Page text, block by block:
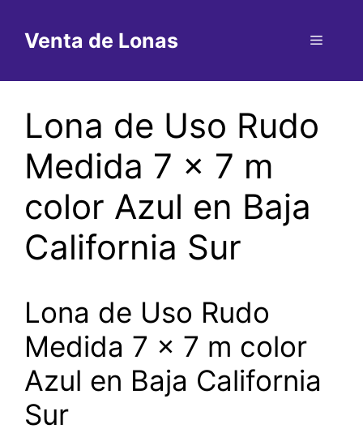
contenido
Venta de Lonas Menú
Lona de Uso Rudo
Medida 7 x 7 m
color Azul en Baja
California Sur
Lona de Uso Rudo
Medida 7 x 7 m color
Azul en Baja California
Sur